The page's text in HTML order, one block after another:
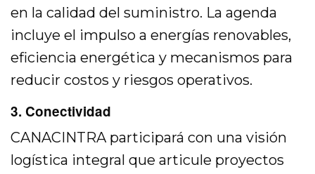
en la calidad del suministro. La agenda
incluye el impulso a energías renovables,
eficiencia energética y mecanismos para
reducir costos y riesgos operativos.
3. Conectividad
CANACINTRA participará con una visión
logística integral que articule proyectos